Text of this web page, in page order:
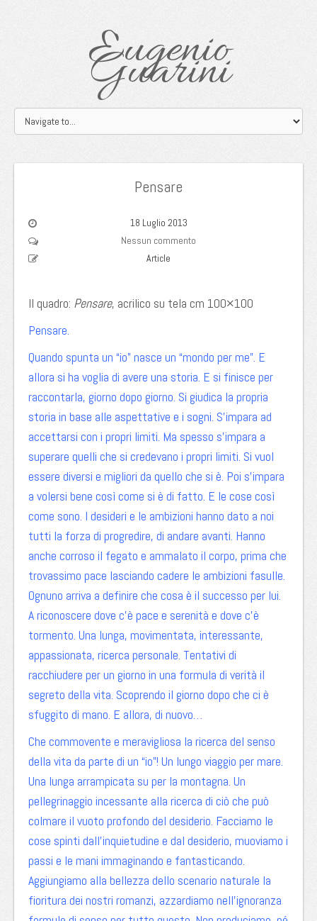
Eugenio
Guarini
Pensare
18 Luglio 2013
Nessun commento
Article
Il quadro: Pensare, acrilico su tela cm 100×100
Pensare.
Quando spunta un “io” nasce un “mondo per me”. E
allora si ha voglia di avere una storia. E si finisce per
raccontarla, giorno dopo giorno. Si giudica la propria
storia in base alle aspettative e i sogni. S’impara ad
accettarsi con i propri limiti. Ma spesso s’impara a
superare quelli che si credevano i propri limiti. Si vuol
essere diversi e migliori da quello che si è. Poi s’impara
a volersi bene così come si è di fatto. E le cose così
come sono. I desideri e le ambizioni hanno dato a noi
tutti la forza di progredire, di andare avanti. Hanno
anche corroso il fegato e ammalato il corpo, prima che
trovassimo pace lasciando cadere le ambizioni fasulle.
Ognuno arriva a definire che cosa è il successo per lui.
A riconoscere dove c’è pace e serenità e dove c’è
tormento. Una lunga, movimentata, interessante,
appassionata, ricerca personale. Tentativi di
racchiudere per un giorno in una formula di verità il
segreto della vita. Scoprendo il giorno dopo che ci è
sfuggito di mano. E allora, di nuovo…
Che commovente e meravigliosa la ricerca del senso
della vita da parte di un “io”! Un lungo viaggio per mare.
Una lunga arrampicata su per la montagna. Un
pellegrinaggio incessante alla ricerca di ciò che può
colmare il vuoto profondo del desiderio. Facciamo le
cose spinti dall’inquietudine e dal desiderio, muoviamo i
passi e le mani immaginando e fantasticando.
Aggiungiamo alla bellezza dello scenario naturale la
fioritura dei nostri romanzi, azzardiamo nell’ignoranza